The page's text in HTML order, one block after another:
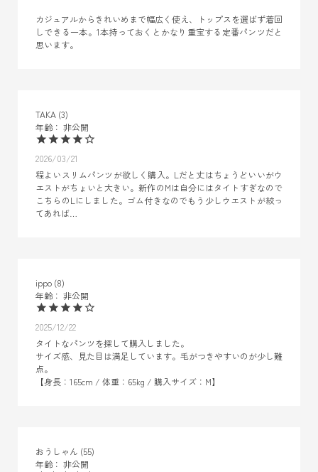
カジュアルからきれいめまで幅広く使え、トップスを選ばず着回
しできる一本。1本持っておくとかなり重宝する定番パンツだと
思います。
TAKA 3
非公開
2026/03/21
程よいスリムパンツが欲しく購入。Lだと丈はちょうどいいがウ
エストがちょいと大きい。新作のMは自分にはタイトすぎなので
こちらのLにしました。ゴム付きなのでもう少しウエストが絞っ
てあれば…
ippo 8
非公開
2025/12/22
タイトなパンツを探して購入しました。
サイズ感、見た目は満足しています。毛がつきやすいのが少し難
点。
【身長：165cm / 体重：65kg / 購入サイズ：M】
おうしゃん 55
非公開